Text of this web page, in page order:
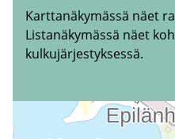
Karttanäkymässä näet
Listanäkymässä näet
kulkujärjestyksessä.